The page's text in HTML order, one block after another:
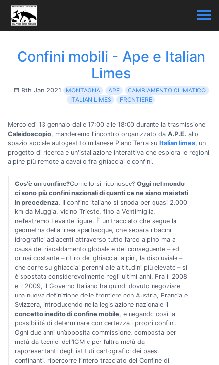
Confini mobili - Ape e Italian
Limes
8th Jan 2021 MONTAGNA APE
CAMBIAMENTO CLIMATICO
ITALIAN LIMES
FRONTIERE
Mercoledì 13 gennaio dalle 17:00 alle 18:00 durante la trasmissione
Caleidoscopio, manderemo l'incontro organizzato da A.P.E. allo
spazio sociale autogestito milanese Piano Terra su Italian limes, un
progetto di ricerca e un'istallazione interattiva che esplora le regioni
alpine più remote a cavallo fra ghiacciai e confini.
Cos'è un confine?Come lo si riconosce?Oggi nel mondo
ci sono più confini nazionali di quanti ce ne siano mai stati
in precedenza. Il confine italiano si snoda per quasi 2.000
km da Muggia, vicino Trieste, fino a Ventimiglia,
nell’estremo Levante ligure. È un tracciato che segue la
geometria della linea spartiacque, che separa i bacini
idrografici adiacenti attraverso tutto l’arco alpino ma a
causa del riscaldamento globale e del conseguente – ed
ormai costante – ritiro dei ghiacciai alpini, la displuviale –
che corre su ghiacciai perenni alle altitudini più elevate – si
è spostata considerevolmente negli ultimi anni. Fra il 2008
e il 2009, il Governo Italiano ha quindi dovuto negoziare
una nuova definizione delle frontiere con Austria, Francia e
Svizzera, introducendo nella legislazione nazionale il
concetto inedito di confine mobile, e negando così la
possibilità di determinare con certezza i propri confini.
Ogni due anni un’apposita commissione, composta per
metà da tecnici dell’IGM e per l’altra metà da
rappresentanti degli istituti cartografici dei paesi
confinanti, ripercorre l’intero tracciato del Confine di